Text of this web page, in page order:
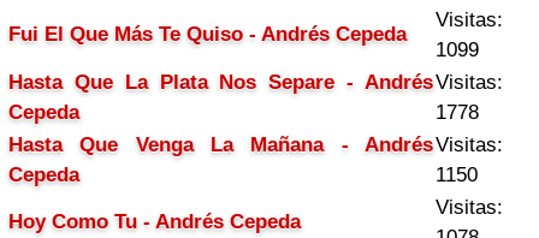
Fui El Que Más Te Quiso - Andrés Cepeda
Visitas:
1099
Hasta Que La Plata Nos Separe - Andrés
Cepeda
Visitas:
1778
Hasta Que Venga La Mañana - Andrés
Cepeda
Visitas:
1150
Hoy Como Tu - Andrés Cepeda
Visitas: